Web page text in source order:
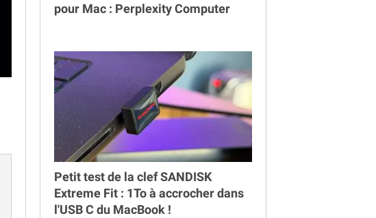
pour Mac : Perplexity Computer
Petit test de la clef SANDISK
Extreme Fit : 1To à accrocher dans
l'USB C du MacBook !